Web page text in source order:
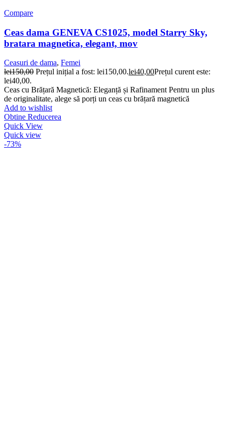
Compare
Ceas dama GENEVA CS1025, model Starry Sky,
bratara magnetica, elegant, mov
Ceasuri de dama, Femei
lei150,00 Prețul inițial a fost: lei150,00.lei40,00Prețul curent este:
lei40,00.
Ceas cu Brățară Magnetică: Eleganță și Rafinament Pentru un plus
de originalitate, alege să porți un ceas cu brățară magnetică
Add to wishlist
Obtine Reducerea
Quick View
Quick view
-73%